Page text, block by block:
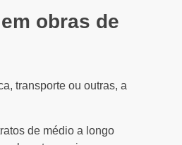
obras de
transporte ou outras, a
de médio a longo